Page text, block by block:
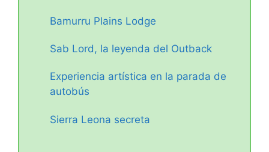
Bamurru Plains Lodge
Sab Lord, la leyenda del Outback
Experiencia artística en la parada de
autobús
Sierra Leona secreta